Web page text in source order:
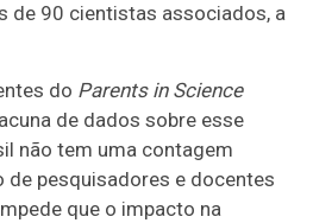
de 90 cientistas associados, a
do Parents in Science
de dados sobre esse
não tem uma contagem
de pesquisadores e docentes
que o impacto na